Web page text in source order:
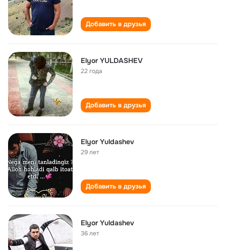
Добавить в друзья
Elyor YULDASHEV
22 года
Добавить в друзья
Elyor Yuldashev
29 лет
Добавить в друзья
Elyor Yuldashev
36 лет